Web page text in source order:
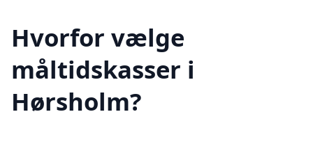
Hvorfor vælge
måltidskasser i
Hørsholm?